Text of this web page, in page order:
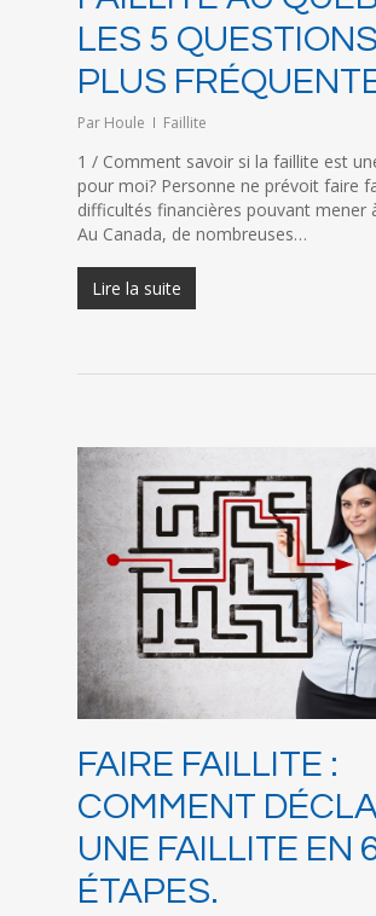
LES 5
PLUS
Par Houle Faillite
1 / Comment savoir si la faillite est
pour moi? Personne ne prévoit faire
difficultés financières pouvant mener
Au Canada, de nombreuses…
Lire la suite
FAIRE FAILLITE :
COMMENT
UNE FAILLITE EN
ÉTAPES.